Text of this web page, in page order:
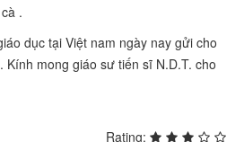
.
dục tại Việt nam ngày nay gửi cho
Kính mong giáo sư tiến sĩ N.D.T. cho
Rating: